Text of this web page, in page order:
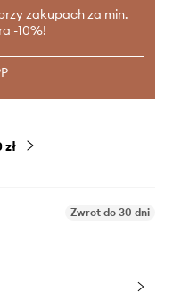
zakupach za min.
-10%!
zł
Zwrot do 30 dni